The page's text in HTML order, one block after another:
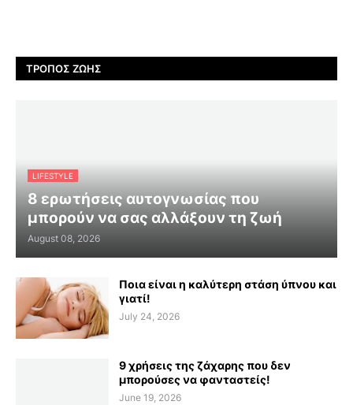
ΤΡΌΠΟΣ ΖΩΉΣ
LIFESTYLE
8 ερωτήσεις αυτογνωσίας που
μπορούν να σας αλλάξουν τη ζωή
August 08, 2026
Ποια είναι η καλύτερη στάση ύπνου και
γιατί!
July 24, 2026
9 χρήσεις της ζάχαρης που δεν
μπορούσες να φανταστείς!
June 19, 2026